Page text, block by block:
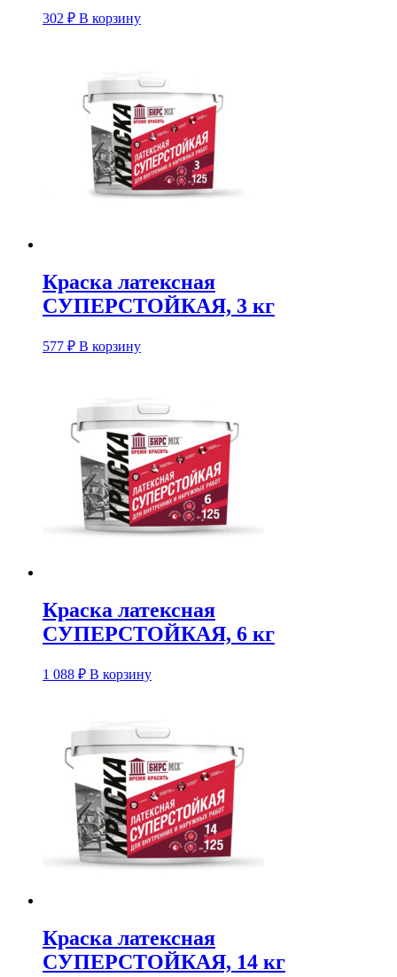
302 ₽ В корзину
Краска латексная
СУПЕРСТОЙКАЯ, 3 кг
577 ₽ В корзину
Краска латексная
СУПЕРСТОЙКАЯ, 6 кг
1 088 ₽ В корзину
Краска латексная
СУПЕРСТОЙКАЯ, 14 кг